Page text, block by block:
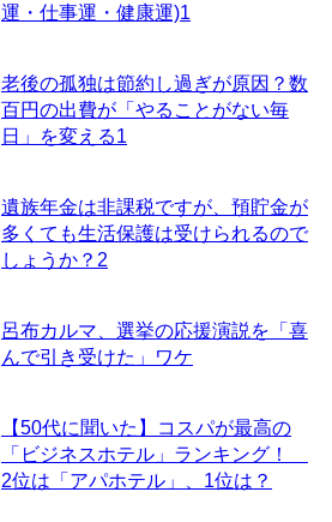
運・仕事運・健康運)1
老後の孤独は節約し過ぎが原因？数
百円の出費が「やることがない毎
日」を変える1
遺族年金は非課税ですが、預貯金が
多くても生活保護は受けられるので
しょうか？ 2
呂布カルマ、選挙の応援演説を「喜
んで引き受けた」ワケ
【50代に聞いた】コスパが最高の
「ビジネスホテル」ランキング！
2位は「アパホテル」、1位は？